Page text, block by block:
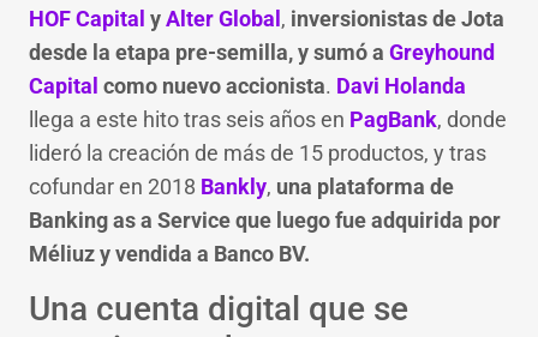
HOF Capital yAlter Global , inversionistas de Jota
desde la etapa pre-semilla, y sumó a Greyhound
Capital como nuevo accionista. Davi Holanda
llega a este hito tras seis años en PagBank, donde
lideró la creación de más de 15 productos, y tras
cofundar en 2018 Bankly, una plataforma de
Banking as a Service que luego fue adquirida por
Méliuz y vendida a Banco BV.
Una cuenta digital que se